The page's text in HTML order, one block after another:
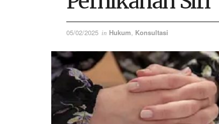
05/02/2025 in Hukum, Konsultasi